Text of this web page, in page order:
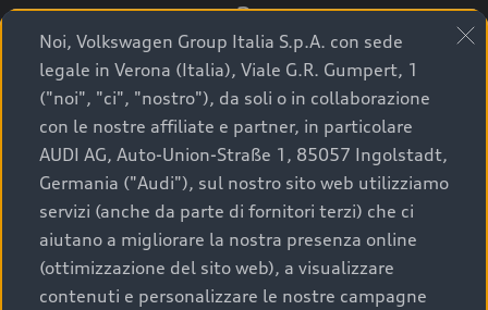
3
A breve verrai ricontattato dal Customer Care
Audi Center o direttamente dal Concessionario
che ti supporterà per finalizzare la tua richiesta.
La qualità di acquistare
un’auto usata Audi
Noi, Volkswagen Group Italia S.p.A. con sede
legale in Verona (Italia), Viale G.R. Gumpert, 1
("noi", "ci", "nostro"), da soli o in collaborazione
con le nostre affiliate e partner, in particolare
AUDI AG, Auto-Union-Straße 1, 85057 Ingolstadt,
Germania ("Audi"), sul nostro sito web utilizziamo
servizi (anche da parte di fornitori terzi) che ci
aiutano a migliorare la nostra presenza online
(ottimizzazione del sito web), a visualizzare
contenuti e personalizzare le nostre campagne